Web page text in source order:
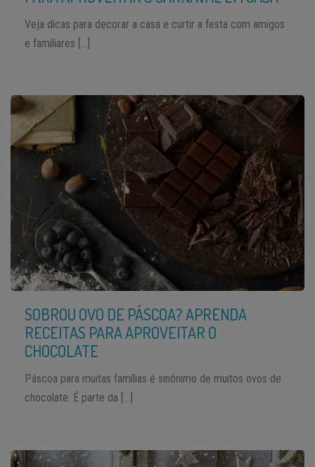
Veja dicas para decorar a casa e curtir a festa com amigos
e familiares […]
SOBROU OVO DE PÁSCOA? APRENDA
RECEITAS PARA APROVEITAR O
CHOCOLATE
Páscoa para muitas famílias é sinônimo de muitos ovos de
chocolate. É parte da […]